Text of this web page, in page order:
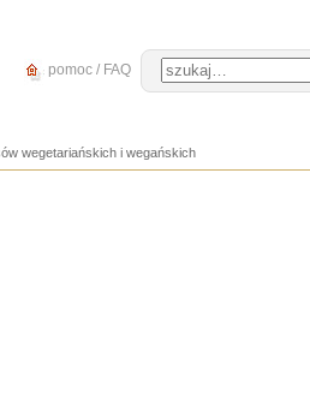
pomoc / FAQ
wegetariańskich i wegańskich